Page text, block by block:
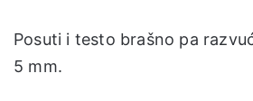
Posuti i testo brašno pa
5 mm.